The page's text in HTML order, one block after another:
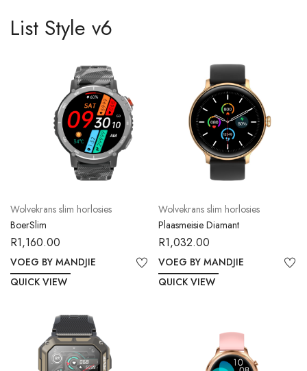
List Style v6
Wolvekrans slim horlosies
BoerSlim
R1,160.00
VOEG BY MANDJIE
QUICK VIEW
Wolvekrans slim horlosies
Plaasmeisie Diamant
R1,032.00
VOEG BY MANDJIE
QUICK VIEW